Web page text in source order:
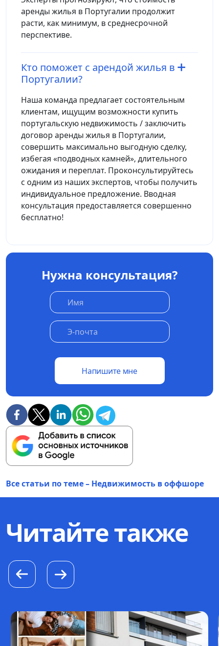
аренды жилья в Португалии продолжит
расти, как минимум, в среднесрочной
перспективе.
Кто поможет с арендой жилья в
Португалии?
Наша команда предлагает состоятельным
клиентам, ищущим возможности купить
португальскую недвижимость / заключить
договор аренды жилья в Португалии,
совершить максимально выгодную сделку,
избегая «подводных камней», длительного
ожидания и переплат. Проконсультируйтесь
с одним из наших экспертов, чтобы получить
индивидуальное предложение. Вводная
консультация предоставляется совершенно
бесплатно!
Нужна консультация?
Напишите мне
Все статьи по теме – Недвижимость в оффшоре
Читайте также